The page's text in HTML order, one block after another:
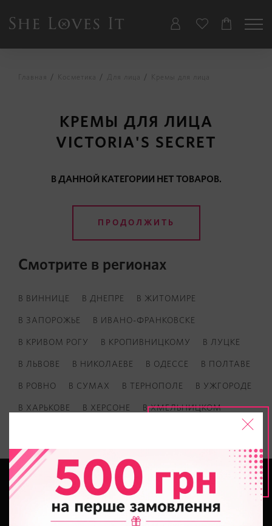
Главная Косметика Для лица Кремы для лица
КРЕМЫ ДЛЯ ЛИЦА
VICTORIA'S SECRET
В ДАННОЙ КАТЕГОРИИ НЕТ ТОВАРОВ.
ПРОДОЛЖИТЬ
Смотрите в регионах
В ВИННИЦЕ В ДНЕПРЕ В ЖИТОМИРЕ
В ЗАПОРОЖЬЕ В ИВАНО-ФРАНКОВСКЕ
В КРИВОМ РОГУ В КРОПИВНИЦКОМУ В ЛУЦКЕ
В ЛЬВОВЕ В НИКОЛАЕВЕ В ОДЕССЕ В ПОЛТАВЕ
В РОВНО В СУМАХ В ТЕРНОПОЛЕ В УЖГОРОДЕ
В ХАРЬКОВЕ В ХЕРСОНЕ В ХМЕЛЬНИЦКОМ